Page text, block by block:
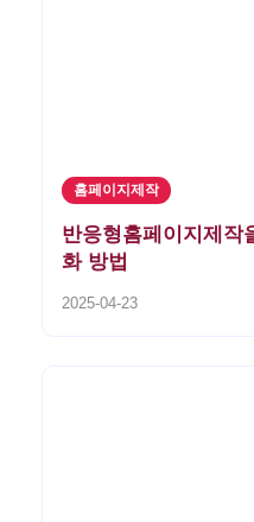
홈페이지제작
반응형홈페이지제작
화 방법
2025-04-23